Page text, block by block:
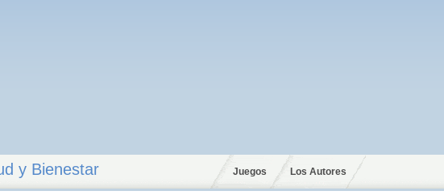
y Bienestar Juegos Los Autores